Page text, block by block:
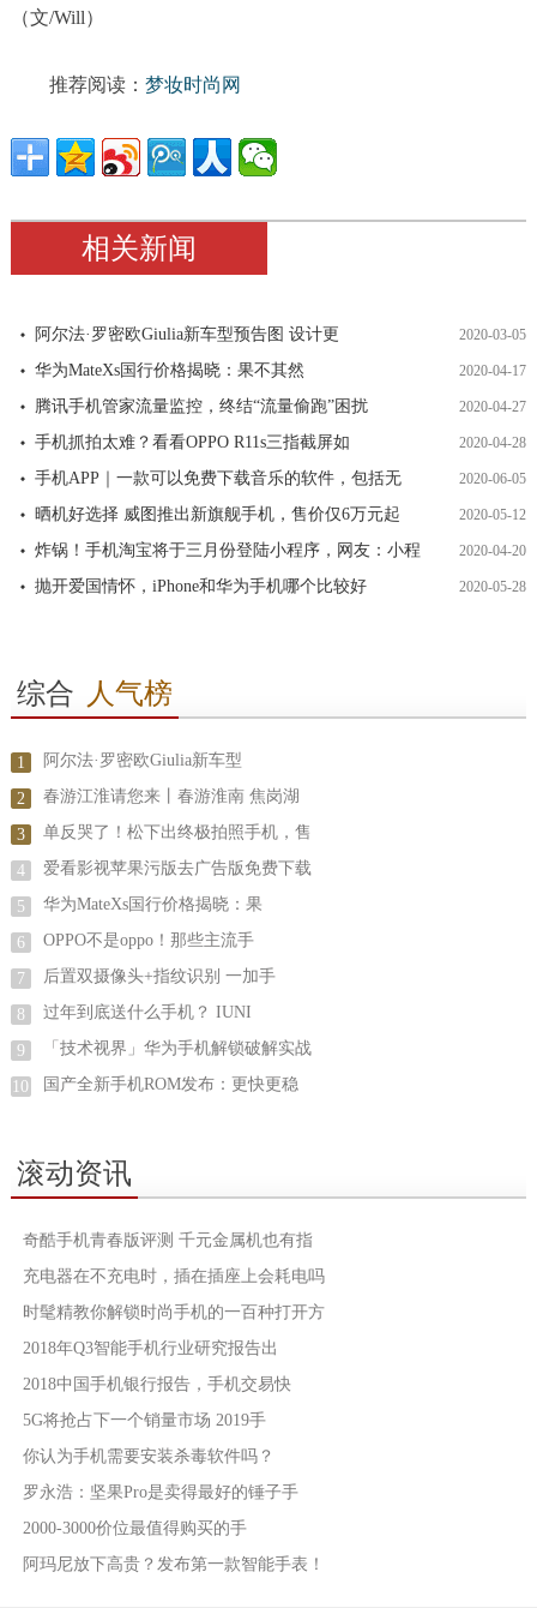
（文/Will）
推荐阅读： 梦妆时尚网
相关新闻
阿尔法·罗密欧Giulia新车型预告图 设计更 2020-03-05
华为MateXs国行价格揭晓：果不其然 2020-04-17
腾讯手机管家流量监控，终结“流量偷跑”困扰 2020-04-27
手机抓拍太难？看看OPPO R11s三指截屏如 2020-04-28
手机APP｜一款可以免费下载音乐的软件，包括无 2020-06-05
晒机好选择 威图推出新旗舰手机，售价仅6万元起 2020-05-12
炸锅！手机淘宝将于三月份登陆小程序，网友：小程 2020-04-20
抛开爱国情怀，iPhone和华为手机哪个比较好 2020-05-28
综合 人气榜
1 阿尔法·罗密欧Giulia新车型
2 春游江淮请您来丨春游淮南 焦岗湖
3 单反哭了！松下出终极拍照手机，售
4 爱看影视苹果污版去广告版免费下载
5 华为MateXs国行价格揭晓：果
6 OPPO不是oppo！那些主流手
7 后置双摄像头+指纹识别 一加手
8 过年到底送什么手机？ IUNI
9 「技术视界」华为手机解锁破解实战
10 国产全新手机ROM发布：更快更稳
滚动资讯
奇酷手机青春版评测 千元金属机也有指
充电器在不充电时，插在插座上会耗电吗
时髦精教你解锁时尚手机的一百种打开方
2018年Q3智能手机行业研究报告出
2018中国手机银行报告，手机交易快
5G将抢占下一个销量市场 2019手
你认为手机需要安装杀毒软件吗？
罗永浩：坚果Pro是卖得最好的锤子手
2000-3000价位最值得购买的手
阿玛尼放下高贵？发布第一款智能手表！